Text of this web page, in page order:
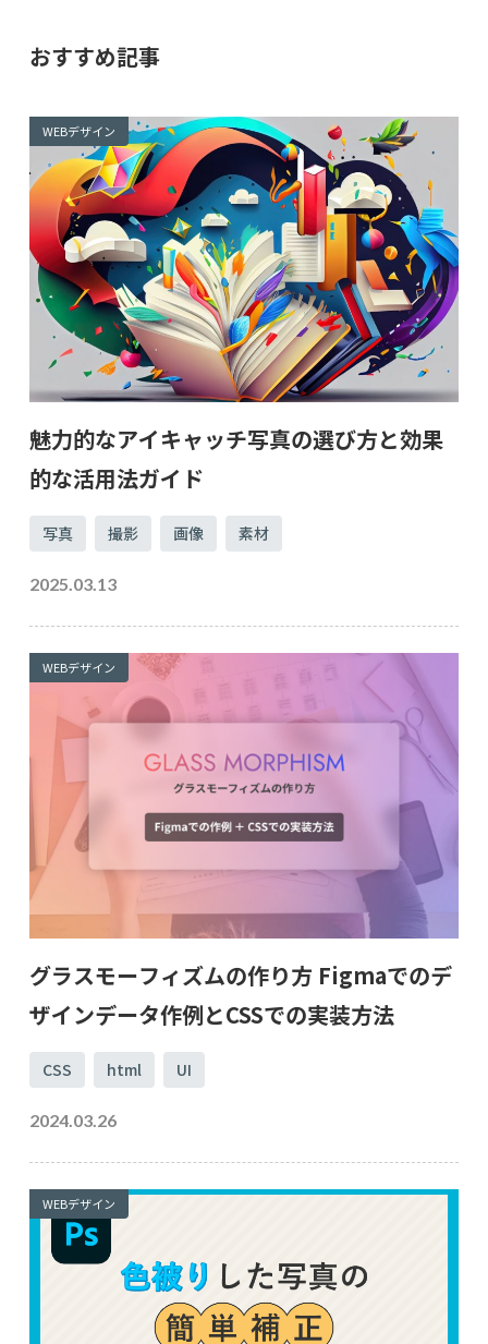
おすすめ記事
WEBデザイン
魅力的なアイキャッチ写真の選び方と効果
的な活用法ガイド
写真 撮影 画像 素材
2025.03.13
WEBデザイン
グラスモーフィズムの作り方 Figmaでのデ
ザインデータ作例とCSSでの実装方法
CSS html UI
2024.03.26
WEBデザイン